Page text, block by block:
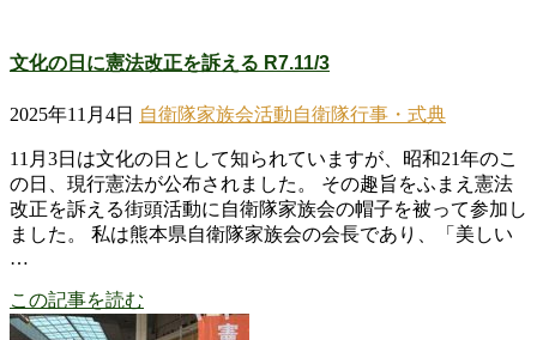
文化の日に憲法改正を訴える R7.11/3
2025年11月4日 自衛隊家族会活動自衛隊行事・式典
11月3日は文化の日として知られていますが、昭和21年のこ
の日、現行憲法が公布されました。 その趣旨をふまえ憲法
改正を訴える街頭活動に自衛隊家族会の帽子を被って参加し
ました。 私は熊本県自衛隊家族会の会長であり、「美しい
…
この記事を読む